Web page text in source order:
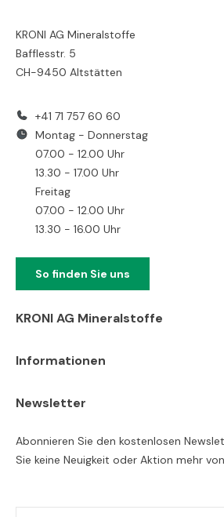
KRONI AG Mineralstoffe
Bafflesstr. 5
CH-9450 Altstätten
+41 71 757 60 60
Montag - Donnerstag
07.00 - 12.00 Uhr
13.30 - 17.00 Uhr
Freitag
07.00 - 12.00 Uhr
13.30 - 16.00 Uhr
So finden Sie uns
KRONI AG Mineralstoffe
Informationen
Newsletter
Abonnieren Sie den kostenlosen
Sie keine Neuigkeit oder Aktion mehr